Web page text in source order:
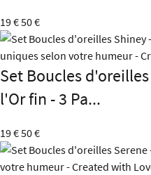
19 €50 €
Set Boucles
l'Or fin - 3 Pa...
19 €50 €